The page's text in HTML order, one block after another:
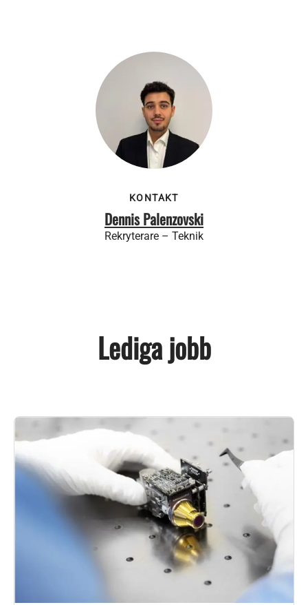
KONTAKT
Dennis Palenzovski
Rekryterare – Teknik
Lediga jobb